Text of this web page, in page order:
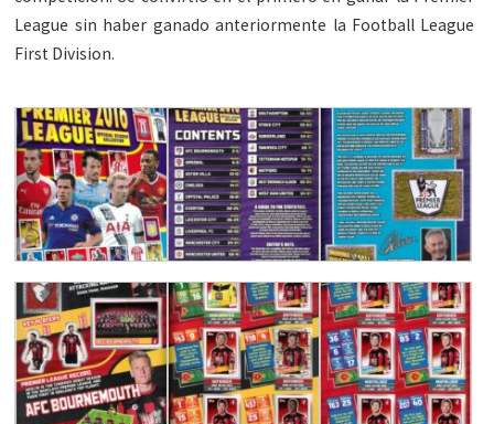
League sin haber ganado anteriormente la Football League
First Division.